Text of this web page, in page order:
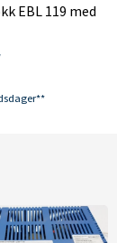
EBL 119 med